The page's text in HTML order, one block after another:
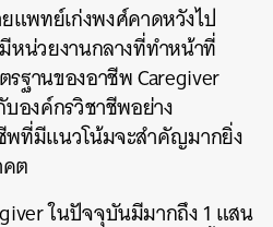
แพทย์เก่งพงศ์คาดหวังไป
หน่วยงานกลางที่ทำหน้าที่
ฐานของอาชีพ Caregiver
บองค์กรวิชาชีพอย่าง
พที่มีแนวโน้มจะสำคัญมากยิ่ง
ต
ในปัจจุบันมีมากถึง 1 แสน